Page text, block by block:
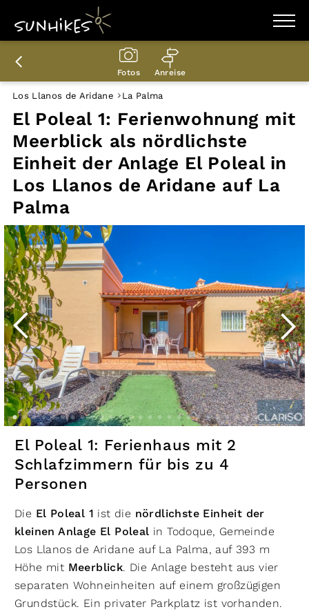
WANDERZIELE
WANDERUNGEN
ENTDECKEN
MAGAZIN
PLANER
Fotos Anreise
El Poleal 1: Ferienwohnung mit
Meerblick als nördlichste
Einheit der Anlage El Poleal in
Los Llanos de Aridane auf La
Palma
Los Llanos de Aridane La Palma
El Poleal 1: Ferienhaus mit 2
Schlafzimmern für bis zu 4
Personen
Die El Poleal 1 ist die nördlichste Einheit der
kleinen Anlage El Poleal in Todoque, Gemeinde
Los Llanos de Aridane auf La Palma, auf 393 m
Höhe mit Meerblick. Die Anlage besteht aus vier
separaten Wohneinheiten auf einem großzügigen
Grundstück. Ein privater Parkplatz ist vorhanden.